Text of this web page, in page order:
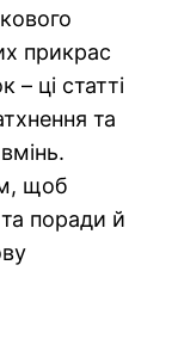
прикрас
– ці статті
та
щоб
поради й